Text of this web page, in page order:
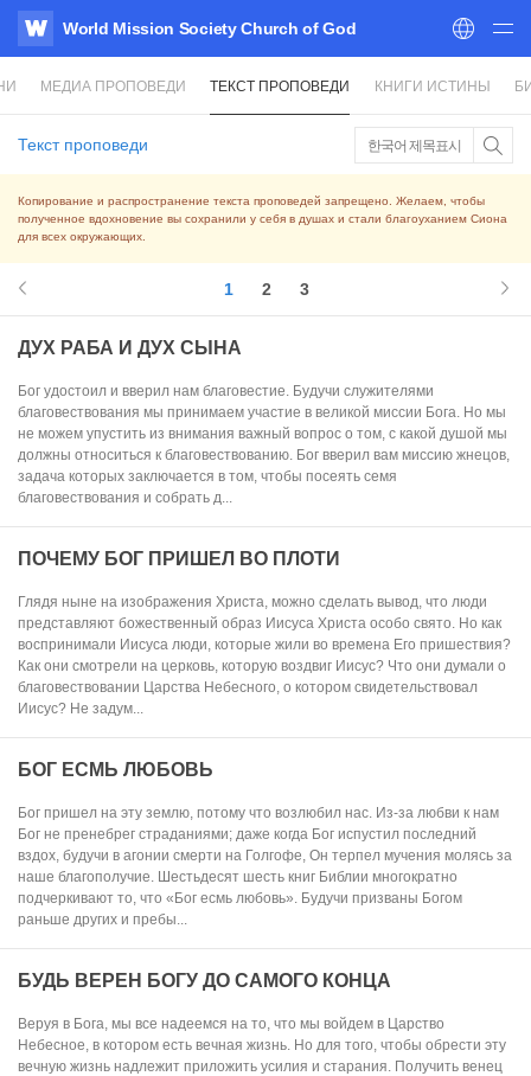
WATV
World Mission Society Church of God
МЕДИА ПРОПОВЕДИ ТЕКСТ ПРОПОВЕДИ КНИГИ ИСТИНЫ
Текст проповеди 한국어 제목표시
Копирование и распространение текста проповедей запрещено. Желаем, чтобы
полученное вдохновение вы сохранили у себя в душах и стали благоуханием Сиона
для всех окружающих.
1 2 3
ДУХ РАБА И ДУХ СЫНА
Бог удостоил и вверил нам благовестие. Будучи служителями
благовествования мы принимаем участие в великой миссии Бога. Но мы
не можем упустить из внимания важный вопрос о том, с какой душой мы
должны относиться к благовествованию. Бог вверил вам миссию жнецов,
задача которых заключается в том, чтобы посеять семя
благовествования и собрать д...
ПОЧЕМУ БОГ ПРИШЕЛ ВО ПЛОТИ
Глядя ныне на изображения Христа, можно сделать вывод, что люди
представляют божественный образ Иисуса Христа особо свято. Но как
воспринимали Иисуса люди, которые жили во времена Его пришествия?
Как они смотрели на церковь, которую воздвиг Иисус? Что они думали о
благовествовании Царства Небесного, о котором свидетельствовал
Иисус? Не задум...
БОГ ЕСМЬ ЛЮБОВЬ
Бог пришел на эту землю, потому что возлюбил нас. Из-за любви к нам
Бог не пренебрег страданиями; даже когда Бог испустил последний
вздох, будучи в агонии смерти на Голгофе, Он терпел мучения молясь за
наше благополучие. Шестьдесят шесть книг Библии многократно
подчеркивают то, что «Бог есмь любовь». Будучи призваны Богом
раньше других и пребы...
БУДЬ ВЕРЕН БОГУ ДО САМОГО КОНЦА
Веруя в Бога, мы все надеемся на то, что мы войдем в Царство
Небесное, в котором есть вечная жизнь. Но для того, чтобы обрести эту
вечную жизнь надлежит приложить усилия и старания. Получить венец